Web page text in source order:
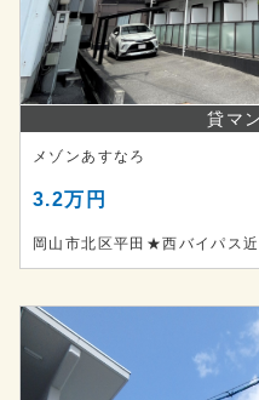
貸マ
メゾンあすなろ
3.2万円
岡山市北区平田★西バイパス